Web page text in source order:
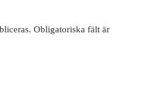
Obligatoriska fält är